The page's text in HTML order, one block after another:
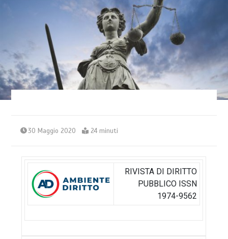
30 Maggio 2020 24 minuti
RIVISTA DI DIRITTO
PUBBLICO ISSN
1974-9562